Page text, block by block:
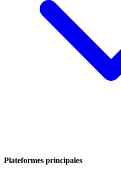
Plateformes principales